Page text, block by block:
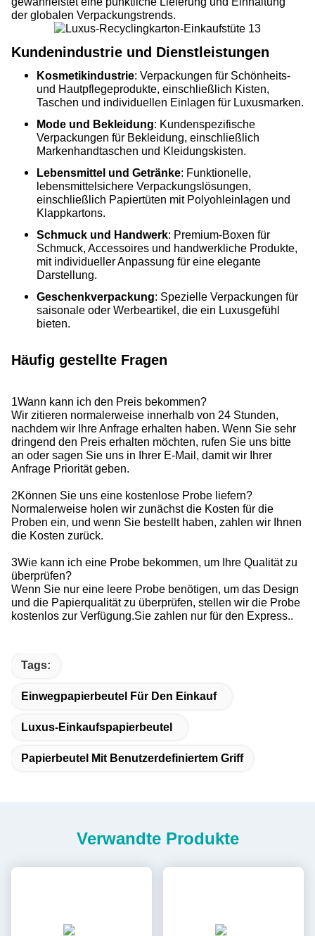
der globalen Verpackungstrends.
Kundenindustrie und Dienstleistungen
Kosmetikindustrie: Verpackungen für Schönheits-
und Hautpflegeprodukte, einschließlich Kisten,
Taschen und individuellen Einlagen für Luxusmarken.
Mode und Bekleidung: Kundenspezifische
Verpackungen für Bekleidung, einschließlich
Markenhandtaschen und Kleidungskisten.
Lebensmittel und Getränke: Funktionelle,
lebensmittelsichere Verpackungslösungen,
einschließlich Papiertüten mit Polyohleinlagen und
Klappkartons.
Schmuck und Handwerk: Premium-Boxen für
Schmuck, Accessoires und handwerkliche Produkte,
mit individueller Anpassung für eine elegante
Darstellung.
Geschenkverpackung: Spezielle Verpackungen für
saisonale oder Werbeartikel, die ein Luxusgefühl
bieten.
Häufig gestellte Fragen
1Wann kann ich den Preis bekommen?
Wir zitieren normalerweise innerhalb von 24 Stunden,
nachdem wir Ihre Anfrage erhalten haben. Wenn Sie sehr
dringend den Preis erhalten möchten, rufen Sie uns bitte
an oder sagen Sie uns in Ihrer E-Mail, damit wir Ihrer
Anfrage Priorität geben.
2Können Sie uns eine kostenlose Probe liefern?
Normalerweise holen wir zunächst die Kosten für die
Proben ein, und wenn Sie bestellt haben, zahlen wir Ihnen
die Kosten zurück.
3Wie kann ich eine Probe bekommen, um Ihre Qualität zu
überprüfen?
Wenn Sie nur eine leere Probe benötigen, um das Design
und die Papierqualität zu überprüfen, stellen wir die Probe
kostenlos zur Verfügung.Sie zahlen nur für den Express..
Tags:
Einwegpapierbeutel Für Den Einkauf
Luxus-Einkaufspapierbeutel
Papierbeutel Mit Benutzerdefiniertem Griff
Verwandte Produkte